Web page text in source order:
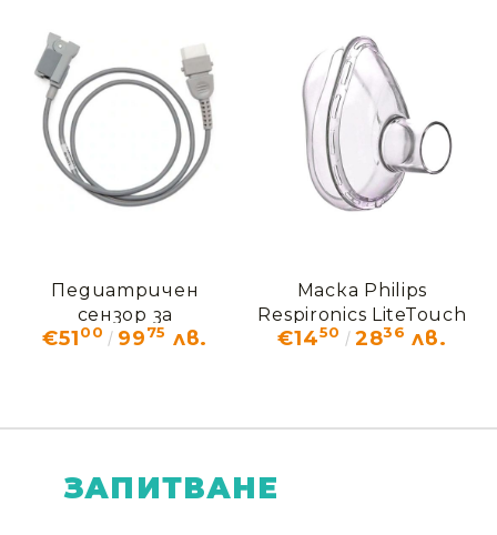
ResMed
Педиатричен
сензор за
пулсоксиметър
€5100 9975 лв.
Маска Philips
Respironics LiteTouch
за антистатична
€1450 2836 лв.
ЗАПИТВАНЕ